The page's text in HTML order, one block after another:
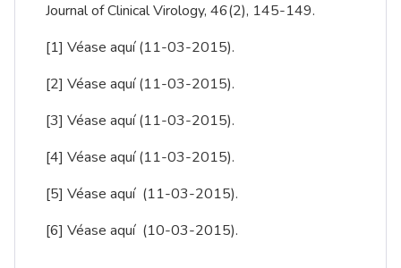
Journal of Clinical Virology, 46(2), 145-149.
[1] Véase aquí(11-03-2015).
[2] Véase aquí(11-03-2015).
[3] Véase aquí(11-03-2015).
[4] Véase aquí(11-03-2015).
[5] Véase aquí (11-03-2015).
[6] Véase aquí (10-03-2015).